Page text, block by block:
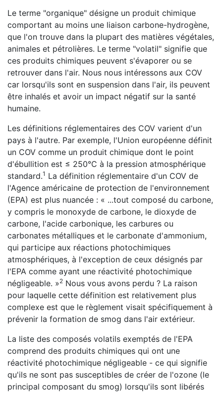
Le terme "organique" désigne un produit chimique
comportant au moins une liaison carbone-hydrogène,
que l'on trouve dans la plupart des matières végétales,
animales et pétrolières. Le terme "volatil" signifie que
ces produits chimiques peuvent s'évaporer ou se
retrouver dans l'air. Nous nous intéressons aux COV
car lorsqu'ils sont en suspension dans l'air, ils peuvent
être inhalés et avoir un impact négatif sur la santé
humaine.
Les définitions réglementaires des COV varient d'un
pays à l'autre. Par exemple, l'Union européenne définit
un COV comme un produit chimique dont le point
d'ébullition est ≤ 250°C à la pression atmosphérique
standard.1 La définition réglementaire d'un COV de
l'Agence américaine de protection de l'environnement
(EPA) est plus nuancée : « ...tout composé du carbone,
y compris le monoxyde de carbone, le dioxyde de
carbone, l'acide carbonique, les carbures ou
carbonates métalliques et le carbonate d'ammonium,
qui participe aux réactions photochimiques
atmosphériques, à l'exception de ceux désignés par
l'EPA comme ayant une réactivité photochimique
négligeable. »2 Nous vous avons perdu ? La raison
pour laquelle cette définition est relativement plus
complexe est que le règlement visait spécifiquement à
prévenir la formation de smog dans l'air extérieur.
La liste des composés volatils exemptés de l'EPA
comprend des produits chimiques qui ont une
réactivité photochimique négligeable - ce qui signifie
qu'ils ne sont pas susceptibles de créer de l'ozone (le
principal composant du smog) lorsqu'ils sont libérés